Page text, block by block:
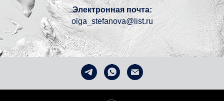
Электронная почта:
olga_stefanova@list.ru